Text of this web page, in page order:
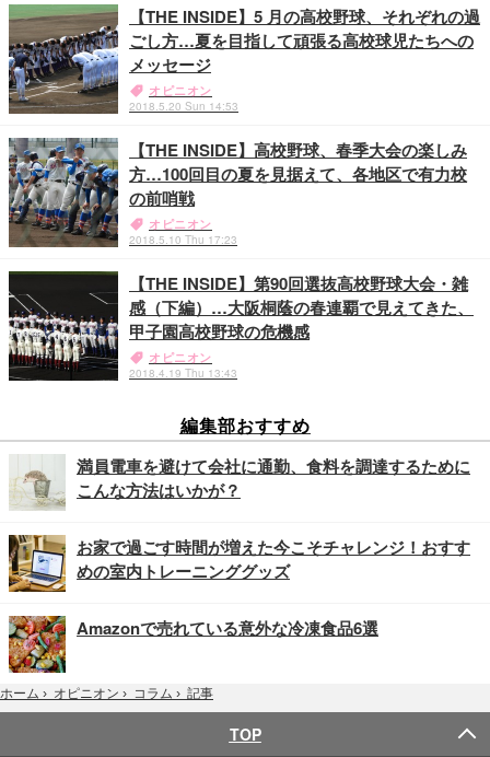
【THE INSIDE】5 月の高校野球、それぞれの過
ごし方…夏を目指して頑張る高校球児たちへの
メッセージ
オピニオン
2018.5.20 Sun 14:53
【THE INSIDE】高校野球、春季大会の楽しみ
方…100回目の夏を見据えて、各地区で有力校
の前哨戦
オピニオン
2018.5.10 Thu 17:23
【THE INSIDE】第90回選抜高校野球大会・雑
感（下編）…大阪桐蔭の春連覇で見えてきた、
甲子園高校野球の危機感
オピニオン
2018.4.19 Thu 13:43
編集部おすすめ
満員電車を避けて会社に通勤、食料を調達するために
こんな方法はいかが？
お家で過ごす時間が増えた今こそチャレンジ！おすす
めの室内トレーニンググッズ
Amazonで売れている意外な冷凍食品6選
ホーム › オピニオン › コラム › 記事
TOP